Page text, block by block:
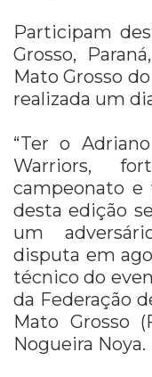
Participam
Grosso,
Mato Grosso
realizada um
“Ter o
Warriors,
campeonato e
desta edição
um
disputa em
técnico do
da Federação
Mato Grosso
Nogueira Noya.